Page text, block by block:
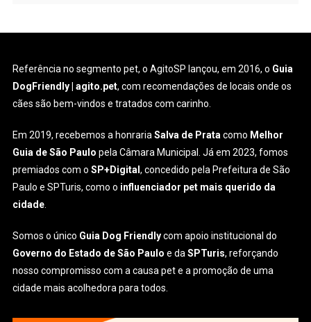
Referência no segmento pet, o AgitoSP lançou, em 2016, o Guia
DogFriendly | agito.pet, com recomendações de locais onde os
cães são bem-vindos e tratados com carinho.
Em 2019, recebemos a honrariaSalva de Pratacomo Melhor
Guia de São Paulo pela Câmara Municipal. Já em 2023, fomos
premiados com oSP+Digital, concedido pela Prefeitura de São
Paulo e SPTuris, como o influenciador pet mais querido da
cidade.
Somos o único Guia Dog Friendlycom apoio institucional do
Governo do Estado de São Paulo e daSPTuris, reforçando
nosso compromisso com a causa pet e a promoção de uma
cidade mais acolhedora para todos.